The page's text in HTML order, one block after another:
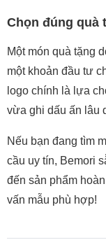
Chọn đúng quà
Một món quà tặng
một khoản đầu tư
logo chính là lựa
vừa ghi dấu ấn lâu
Nếu bạn đang tìm
cầu uy tín, Bemori
đến sản phẩm
vấn mẫu phù hợp!